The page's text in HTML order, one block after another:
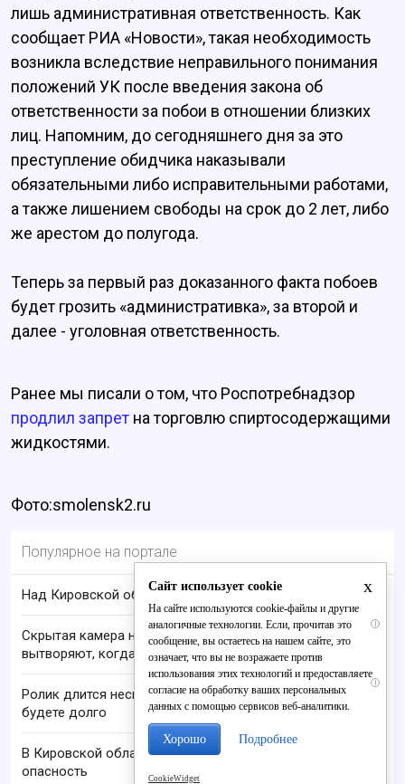
лишь административная ответственность. Как
сообщает РИА «Новости», такая необходимость
возникла вследствие неправильного понимания
положений УК после введения закона об
ответственности за побои в отношении близких
лиц. Напомним, до сегодняшнего дня за это
преступление обидчика наказывали
обязательными либо исправительными работами,
а также лишением свободы на срок до 2 лет, либо
же арестом до полугода.
Теперь за первый раз доказанного факта побоев
будет грозить «административка», за второй и
далее - уголовная ответственность.
Ранее мы писали о том, что Роспотребнадзор
продлил запрет на торговлю спиртосодержащими
жидкостями.
Фото:smolensk2.ru
Популярное на портале
Над Кировской областью сбили БПЛА
i
Скрытая камера на пляже Крыма: Что люди
вытворяют, когда их не видят...
i
Ролик длится несколько секунд, а смеяться вы
будете долго
В Кировской области отменили ракетную
опасность
x
Сайт использует cookie
На сайте используются cookie-файлы и другие
аналогичные технологии. Если, прочитав это
сообщение, вы остаетесь на нашем сайте, это
означает, что вы не возражаете против
использования этих технологий и предоставляете
согласие на обработку ваших персональных
данных с помощью сервисов веб-аналитики.
Хорошо Подробнее
CookieWidget